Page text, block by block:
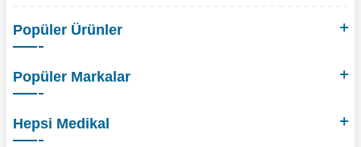
Popüler Ürünler
Popüler Markalar
Hepsi Medikal